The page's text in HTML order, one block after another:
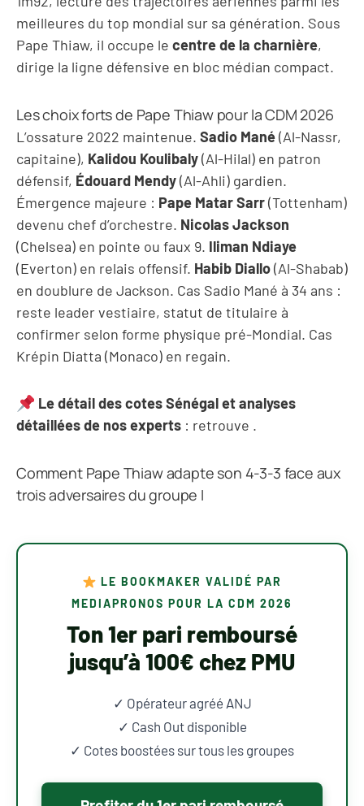
meilleures du top mondial sur sa génération. Sous
Pape Thiaw, il occupe le centre de la charnière,
dirige la ligne défensive en bloc médian compact.
Les choix forts de Pape Thiaw pour la CDM 2026
L’ossature 2022 maintenue. Sadio Mané(Al-Nassr,
capitaine), Kalidou Koulibaly(Al-Hilal) en patron
défensif, Édouard Mendy(Al-Ahli) gardien.
Émergence majeure : Pape Matar Sarr(Tottenham)
devenu chef d’orchestre. Nicolas Jackson
(Chelsea) en pointe ou faux 9. Iliman Ndiaye
(Everton) en relais offensif. Habib Diallo(Al-Shabab)
en doublure de Jackson. Cas Sadio Mané à 34 ans :
reste leader vestiaire, statut de titulaire à
confirmer selon forme physique pré-Mondial. Cas
Krépin Diatta (Monaco) en regain.
Le détail des cotes Sénégal et analyses
détaillées de nos experts : retrouve .
Comment Pape Thiaw adapte son 4-3-3 face aux
trois adversaires du groupe I
LE BOOKMAKER VALIDÉ PAR
MEDIAPRONOS POUR LA CDM 2026
Ton 1er pari remboursé
jusqu’à 100€ chez PMU
✓ Opérateur agréé ANJ
✓ Cash Out disponible
✓ Cotes boostées sur tous les groupes